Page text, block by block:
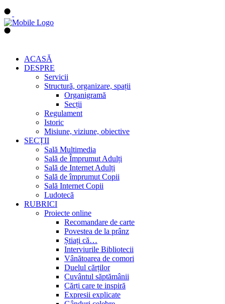
ACASĂ
DESPRE
Servicii
Structură, organizare, spații
Organigramă
Secții
Regulament
Istoric
Misiune, viziune, obiective
SECȚII
Sală Multimedia
Sală de Împrumut Adulți
Sală de Internet Adulți
Sală de împrumut Copii
Sală Internet Copii
Ludotecă
RUBRICI
Proiecte online
Recomandare de carte
Povestea de la prânz
Știați că…
Interviurile Bibliotecii
Vânătoarea de comori
Duelul cărților
Cuvântul săptămânii
Cărți care te inspiră
Expresii explicate